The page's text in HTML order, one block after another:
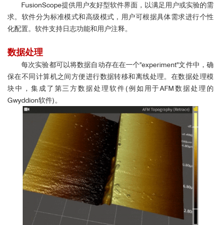
FusionScope提供用户友好型软件界面，以满足用户或实验的需
求。软件分为标准模式和高级模式，用户可根据具体需求进行个性
化配置。软件支持日志功能和用户注释。
数据处理
每次实验都可以将数据自动存在在一个"experiment"文件中，确
保在不同计算机之间方便进行数据转移和离线处理。在数据处理模
块中，集成了第三方数据处理软件(例如用于AFM数据处理的
Gwyddion软件)。